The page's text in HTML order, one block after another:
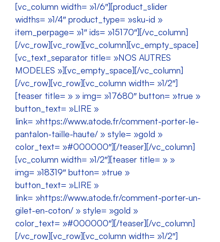
[vc_column width= »1/6″][product_slider
widths= »1/4″ product_type= »sku-id »
item_perpage= »1″ ids= »15170″][/vc_column]
[/vc_row][vc_row][vc_column][vc_empty_space]
[vc_text_separator title= »NOS AUTRES
MODELES »][vc_empty_space][/vc_column]
[/vc_row][vc_row][vc_column width= »1/2″]
[teaser title= » » img= »17680″ button= »true »
button_text= »LIRE »
link= »https://www.atode.fr/comment-porter-le-
pantalon-taille-haute/ » style= »gold »
color_text= »#000000″][/teaser][/vc_column]
[vc_column width= »1/2″][teaser title= » »
img= »18319″ button= »true »
button_text= »LIRE »
link= »https://www.atode.fr/comment-porter-un-
gilet-en-coton/ » style= »gold »
color_text= »#000000″][/teaser][/vc_column]
[/vc_row][vc_row][vc_column width= »1/2″]